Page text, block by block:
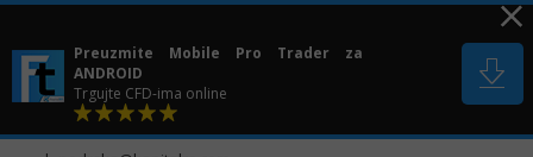
Skip
content
Preuzmite Mobile Pro Trader za
ANDROID
Trgujte CFD-ima online